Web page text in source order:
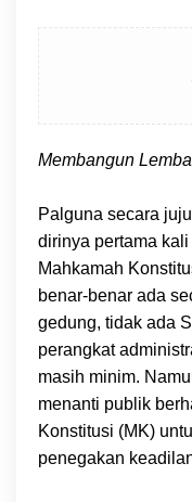
Membangun
Palguna secara
dirinya pertama
Mahkamah
benar-benar ada
gedung, tidak ada
perangkat
masih minim.
menanti publik
Konstitusi (MK)
penegakan